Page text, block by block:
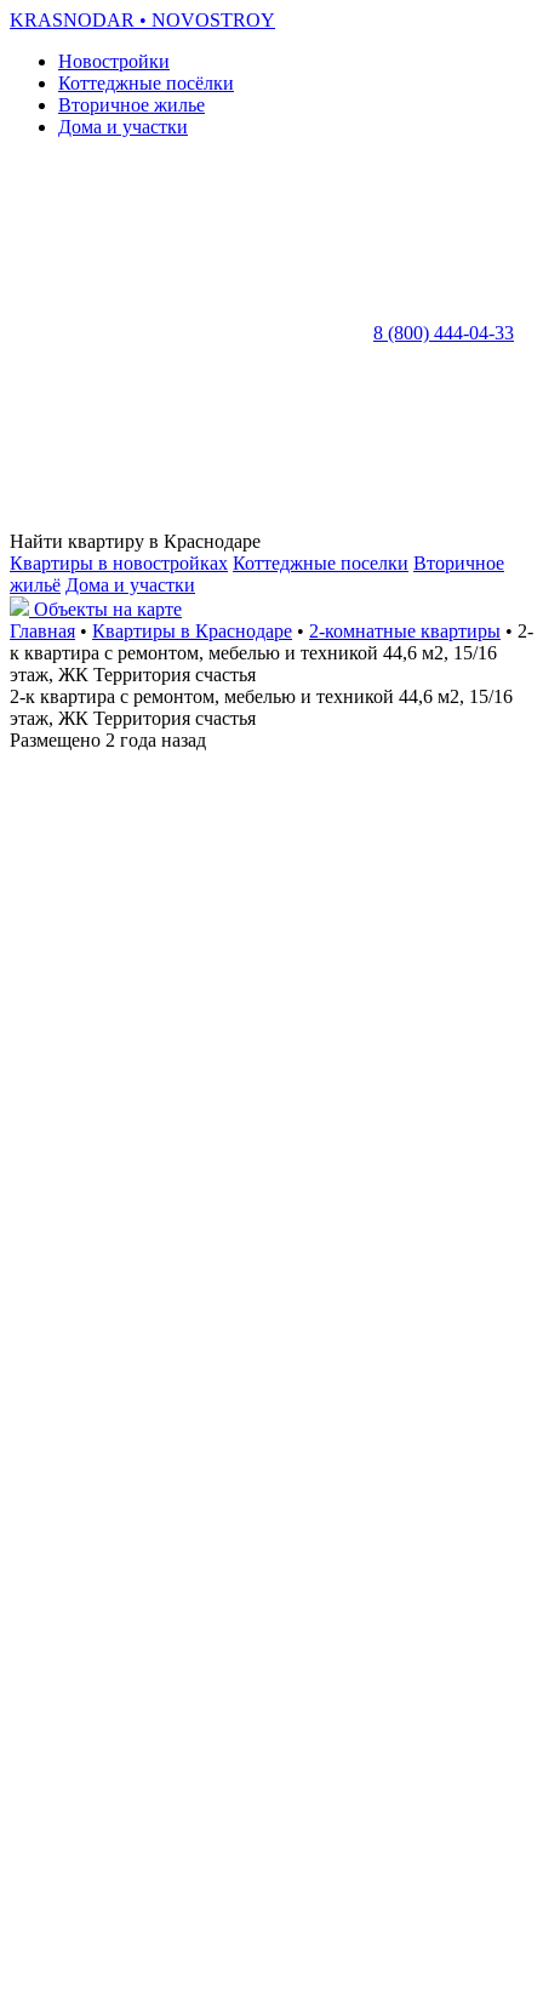
KRASNODAR • NOVOSTROY
Новостройки
Коттеджные посёлки
Вторичное жилье
Дома и участки
8 (800) 444-04-33
Найти квартиру в Краснодаре
Квартиры в новостройках Коттеджные поселки Вторичное
жильё Дома и участки
Объекты на карте
Главная • Квартиры в Краснодаре • 2-комнатные квартиры • 2-
к квартира с ремонтом, мебелью и техникой 44,6 м2, 15/16
этаж, ЖК Территория счастья
2-к квартира с ремонтом, мебелью и техникой 44,6 м2, 15/16
этаж, ЖК Территория счастья
Размещено 2 года назад